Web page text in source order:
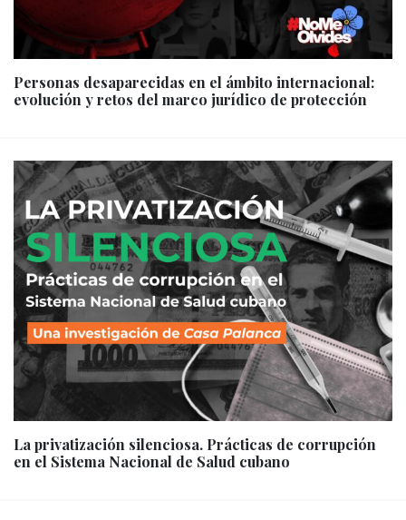
Personas desaparecidas en el ámbito internacional:
evolución y retos del marco jurídico de protección
La privatización silenciosa. Prácticas de corrupción
en el Sistema Nacional de Salud cubano